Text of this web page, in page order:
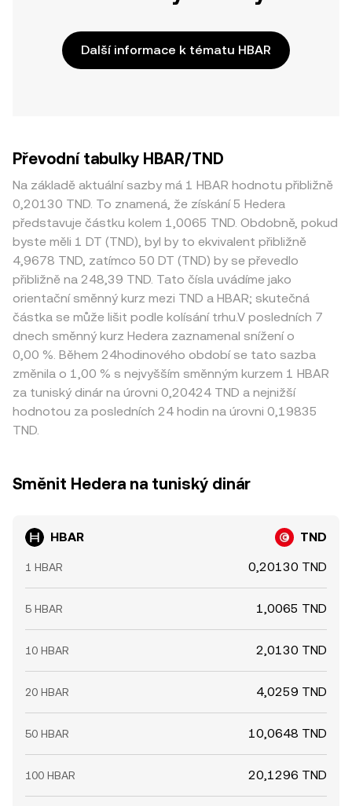
Další informace k tématu HBAR
Převodní tabulky HBAR/TND
Na základě aktuální sazby má 1 HBAR hodnotu přibližně
0,20130 TND. To znamená, že získání 5 Hedera
představuje částku kolem 1,0065 TND. Obdobně, pokud
byste měli 1 DT (TND), byl by to ekvivalent přibližně
4,9678 TND, zatímco 50 DT (TND) by se převedlo
přibližně na 248,39 TND. Tato čísla uvádíme jako
orientační směnný kurz mezi TND a HBAR; skutečná
částka se může lišit podle kolísání trhu.V posledních 7
dnech směnný kurz Hedera zaznamenal snížení o
0,00 %. Během 24hodinového období se tato sazba
změnila o 1,00 % s nejvyšším směnným kurzem 1 HBAR
za tuniský dinár na úrovni 0,20424 TND a nejnižší
hodnotou za posledních 24 hodin na úrovni 0,19835
TND.
Směnit Hedera na tuniský dinár
HBAR TND
1 HBAR 0,20130 TND
5 HBAR 1,0065 TND
10 HBAR 2,0130 TND
20 HBAR 4,0259 TND
50 HBAR 10,0648 TND
100 HBAR 20,1296 TND